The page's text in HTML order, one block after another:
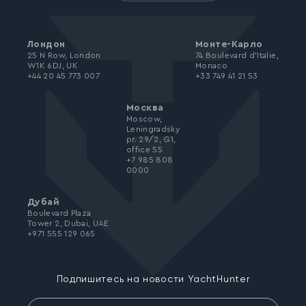
Подпишитесь на новости YachtHunter
Лондон
25 N Row, London
W1K 6DJ, UK
+44 20 45 773 007
Монте-Карло
74 Boulevard d’Italie,
Monaco
+33 749 41 21 53
Москва
Moscow,
Leningradsky
pr. 29/2, G1,
office 55
+7 985 808
0000
Дубай
Boulevard Plaza
Tower 2, Dubai, UAE
+971 555 129 065